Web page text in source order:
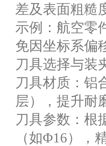
差及表面粗糙
示例：航空零
免因坐标系偏
刀具选择与装
刀具材质：铝
层），提升耐
刀具参数：根
（如Φ16），